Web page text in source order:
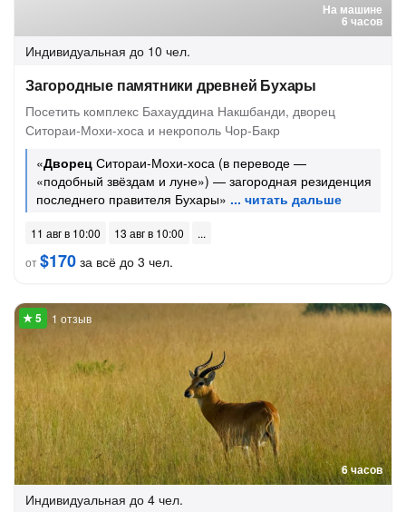
На машине
6 часов
Индивидуальная до 10 чел.
Загородные памятники древней Бухары
Посетить комплекс Бахауддина Накшбанди, дворец
Ситораи-Мохи-хоса и некрополь Чор-Бакр
«Дворец Ситораи-Мохи-хоса (в переводе —
«подобный звёздам и луне») — загородная резиденция
последнего правителя Бухары»
11 авг в 10:00
13 авг в 10:00
от$170 за всё до 3 чел.
6 часов
1 отзыв
Индивидуальная до 4 чел.